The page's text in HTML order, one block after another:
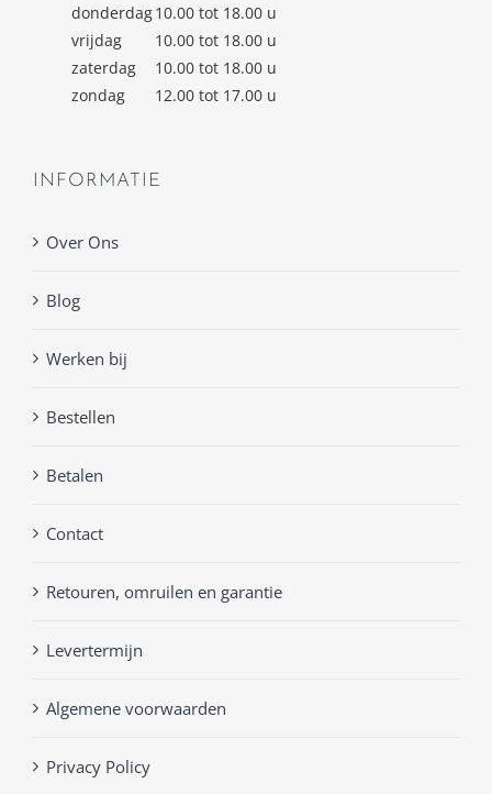
donderdag10.00 tot 18.00 u
vrijdag
10.00 tot 18.00 u
zaterdag
10.00 tot 18.00 u
zondag
12.00 tot 17.00 u
INFORMATIE
Over Ons
Blog
Werken bij
Bestellen
Betalen
Contact
Retouren, omruilen en garantie
Levertermijn
Algemene voorwaarden
Privacy Policy